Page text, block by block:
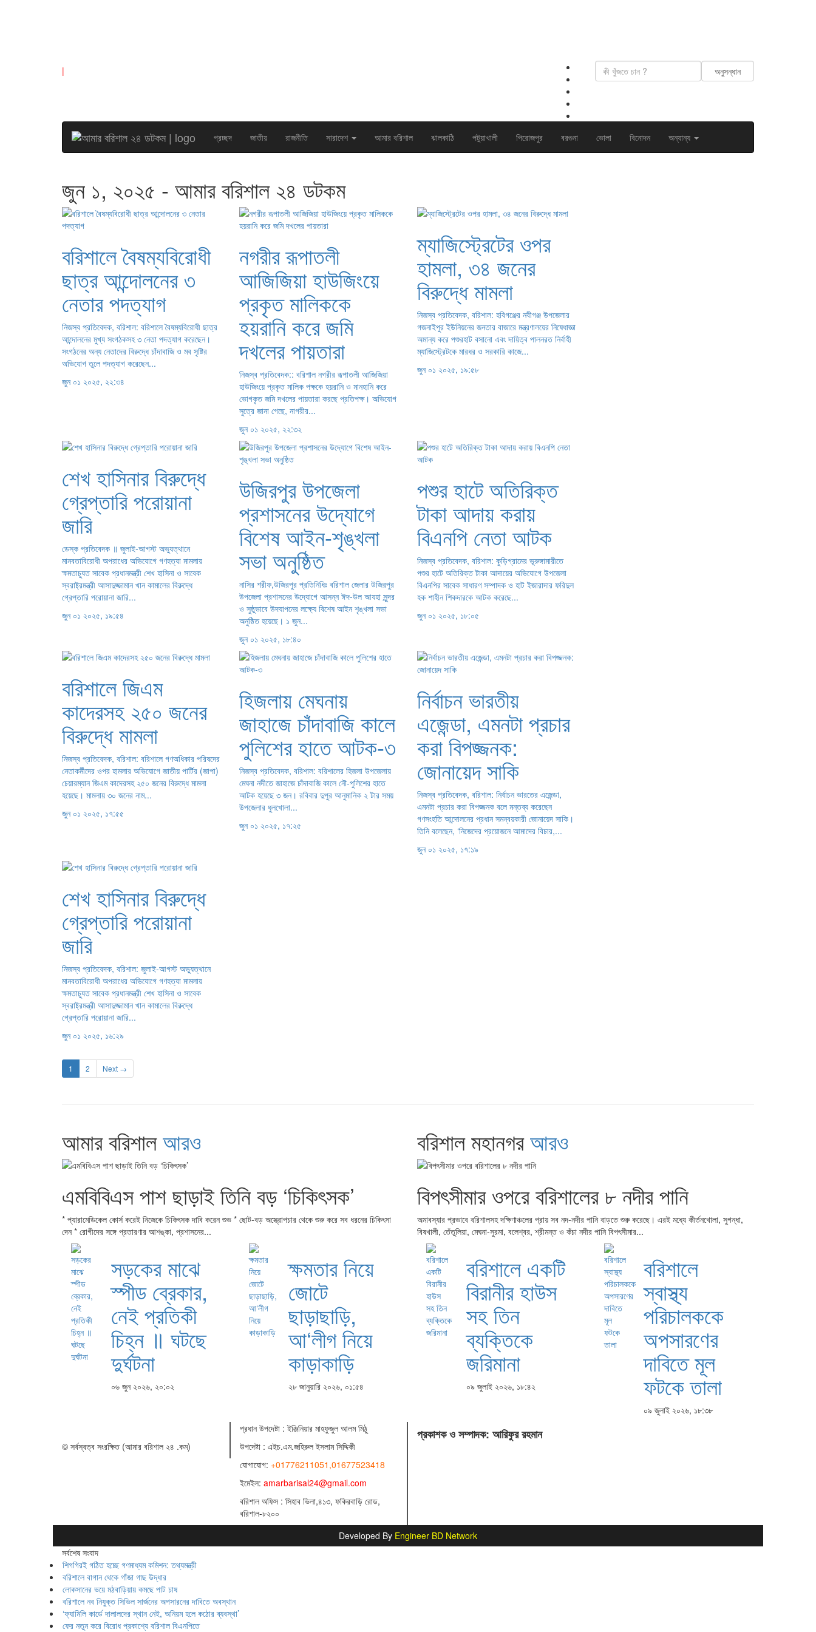
|
প্রচ্ছদ জাতীয় রাজনীতি সারাদেশ আমার বরিশাল ঝালকাঠি পটুয়াখালী পিরোজপুর বরগুনা ভোলা বিনোদন অন্যান্য
জুন ১, ২০২৫ - আমার বরিশাল ২৪ ডটকম
বরিশালে বৈষম্যবিরোধী
ছাত্র আন্দোলনের ৩
নেতার পদত্যাগ
নিজস্ব প্রতিবেদক, বরিশাল: বরিশালে বৈষম্যবিরোধী ছাত্র
আন্দোলনের মুখ্য সংগঠকসহ ৩ নেতা পদত্যাগ করেছেন।
সংগঠনের অন্য নেতাদের বিরুদ্ধে চাঁদাবাজি ও মব সৃষ্টির
অভিযোগ তুলে পদত্যাগ করেছেন...
জুন ০১ ২০২৫, ২২:৩৪
নগরীর রূপাতলী
আজিজিয়া হাউজিংয়ে
প্রকৃত মালিককে
হয়রানি করে জমি
দখলের পায়তারা
নিজস্ব প্রতিবেদক:: বরিশাল নগরীর রূপাতলী আজিজিয়া
হাউজিংয়ে প্রকৃত মালিক পক্ষকে হয়রানি ও মানহানি করে
ভোগকৃত জমি দখলের পায়তারা করছে প্রতিপক্ষ। অভিযোগ
সুত্রে জানা গেছে, নাগরীর...
জুন ০১ ২০২৫, ২২:৩২
ম্যাজিস্ট্রেটের ওপর
হামলা, ৩৪ জনের
বিরুদ্ধে মামলা
নিজস্ব প্রতিবেদক, বরিশাল: হবিগঞ্জের নবীগঞ্জ উপজেলার
গজনাইপুর ইউনিয়নের জনতার বাজারে মন্ত্রণালয়ের নিষেধাজ্ঞা
অমান্য করে পশুরহাট বসানো এবং দায়িত্ব পালনরত নির্বাহী
ম্যাজিস্ট্রেটকে মারধর ও সরকারি কাজে...
জুন ০১ ২০২৫, ১৯:৫৮
শেখ হাসিনার বিরুদ্ধে
গ্রেপ্তারি পরোয়ানা
জারি
ডেস্ক প্রতিবেদক ‍॥ জুলাই-আগস্ট অভ্যুত্থানে
মানবতাবিরোধী অপরাধের অভিযোগে গণহত্যা মামলায়
ক্ষমতাচ্যুত সাবেক প্রধানমন্ত্রী শেখ হাসিনা ও সাবেক
স্বরাষ্ট্রমন্ত্রী আসাদুজ্জামান খান কামালের বিরুদ্ধে
গ্রেপ্তারি পরোয়ানা জারি...
জুন ০১ ২০২৫, ১৯:৫৪
উজিরপুর উপজেলা
প্রশাসনের উদ্যোগে
বিশেষ আইন-শৃঙ্খলা
সভা অনুষ্ঠিত
নাসির শরীফ,উজিরপুর প্রতিনিধিঃ বরিশাল জেলার উজিরপুর
উপজেলা প্রশাসনের উদ্যোগে আসন্ন ঈদ-উল আযহা সুন্দর
ও সুষ্ঠুভাবে উদযাপনের লক্ষ্যে বিশেষ আইন শৃঙ্খলা সভা
অনুষ্ঠিত হয়েছে। ১ জুন...
জুন ০১ ২০২৫, ১৮:৪০
পশুর হাটে অতিরিক্ত
টাকা আদায় করায়
বিএনপি নেতা আটক
নিজস্ব প্রতিবেদক, বরিশাল: কুড়িগ্রামের ভূরুঙ্গামারীতে
পশুর হাটে অতিরিক্ত টাকা আদায়ের অভিযোগে উপজেলা
বিএনপির সাবেক সাধারণ সম্পাদক ও হাট ইজারাদার ফরিদুল
হক শাহীন শিকদারকে আটক করেছে...
জুন ০১ ২০২৫, ১৮:০৫
বরিশালে জিএম
কাদেরসহ ২৫০ জনের
বিরুদ্ধে মামলা
নিজস্ব প্রতিবেদক, বরিশাল: বরিশালে গণঅধিকার পরিষদের
নেতাকর্মীদের ওপর হামলার অভিযোগে জাতীয় পার্টির (জাপা)
চেয়ারম্যান জিএম কাদেরসহ ২৫০ জনের বিরুদ্ধে মামলা
হয়েছে। মামলায় ৩০ জনের নাম...
জুন ০১ ২০২৫, ১৭:৫৫
হিজলায় মেঘনায়
জাহাজে চাঁদাবাজি কালে
পুলিশের হাতে আটক-৩
নিজস্ব প্রতিবেদক, বরিশাল: বরিশালের হিজলা উপজেলায়
মেঘনা নদীতে জাহাজে চাঁদাবাজি কালে নৌ-পুলিশের হাতে
আটক হয়েছে ৩ জন। রবিবার দুপুর আনুমানিক ২ টার সময়
উপজেলার ধুলখোলা...
জুন ০১ ২০২৫, ১৭:২৫
নির্বাচন ভারতীয়
এজেন্ডা, এমনটা প্রচার
করা বিপজ্জনক:
জোনায়েদ সাকি
নিজস্ব প্রতিবেদক, বরিশাল: নির্বাচন ভারতের এজেন্ডা,
এমনটা প্রচার করা বিপজ্জনক বলে মন্তব্য করেছেন
গণসংহতি আন্দোলনের প্রধান সমন্বয়কারী জোনায়েদ সাকি।
তিনি বলেছেন, ‘নিজেদের প্রয়োজনে আমাদের বিচার,...
জুন ০১ ২০২৫, ১৭:১৯
শেখ হাসিনার বিরুদ্ধে
গ্রেপ্তারি পরোয়ানা
জারি
নিজস্ব প্রতিবেদক, বরিশাল: জুলাই-আগস্ট অভ্যুত্থানে
মানবতাবিরোধী অপরাধের অভিযোগে গণহত্যা মামলায়
ক্ষমতাচ্যুত সাবেক প্রধানমন্ত্রী শেখ হাসিনা ও সাবেক
স্বরাষ্ট্রমন্ত্রী আসাদুজ্জামান খান কামালের বিরুদ্ধে
গ্রেপ্তারি পরোয়ানা জারি...
জুন ০১ ২০২৫, ১৬:২৯
1 2 Next →
আমার বরিশালআরও
এমবিবিএস পাশ ছাড়াই তিনি বড় ‘চিকিৎসক’
* প্যারামেডিকেল কোর্স করেই নিজেকে চিকিৎসক দাবি করেন শুভ * ছোট-বড় অস্ত্রোপচার থেকে শুরু করে সব ধরনের চিকিৎসা
দেন * রোগীদের সঙ্গে প্রতারণার আশঙ্কা, প্রশাসনের...
সড়কের মাঝে
স্পীড ব্রেকার,
নেই প্রতিকী
চিহ্ন ॥ ঘটছে
দুর্ঘটনা
০৬ জুন ২০২৬, ২০:০২
ক্ষমতার নিয়ে
জোটে
ছাড়াছাড়ি,
আ‘লীগ নিয়ে
কাড়াকাড়ি
২৮ জানুয়ারি ২০২৬, ০১:৫৪
বরিশাল মহানগরআরও
বিপৎসীমার ওপরে বরিশালের ৮ নদীর পানি
অমাবস্যার প্রভাবে বরিশালসহ দক্ষিণাঞ্চলের প্রায় সব নদ-নদীর পানি বাড়তে শুরু করেছে। এরই মধ্যে কীর্তনখোলা, সুগন্ধা,
বিষখালী, তেঁতুলিয়া, মেঘনা-সুরমা, বলেশ্বর, শ্রীমন্ত ও কঁচা নদীর পানি বিপৎসীমার...
বরিশালে একটি
বিরানীর হাউস
সহ তিন
ব্যক্তিকে
জরিমানা
০৯ জুলাই ২০২৬, ১৮:৪২
বরিশালে
স্বাস্থ্য
পরিচালককে
অপসারণের
দাবিতে মূল
ফটকে তালা
০৯ জুলাই ২০২৬, ১৮:৩৮
© সর্বস্বত্ব সংরক্ষিত (আমার বরিশাল ২৪ .কম)
প্রধান ‍উপদেষ্টা : ‍ইঞ্জিনিয়ার মাহফুজুল আলম মিঠু
উপদেষ্টা : এইচ.এম.জহিরুল ইসলাম সিদ্দিকী
যোগাযোগ: +01776211051,01677523418
ইমেইল: amarbarisal24@gmail.com
বরিশাল অফিস : সিহাব ভিলা,৪১৩, ফকিরবাড়ি রোড,
বরিশাল-৮২০০
প্রকাশক ও সম্পাদক: আরিফুর রহমান
Developed By Engineer BD Network
সর্বশেষ সংবাদ
শিগগিরই গঠিত হচ্ছে গণমাধ্যম কমিশন: তথ্যমন্ত্রী
বরিশালে বাগান থেকে গাঁজা গাছ উদ্ধার
লোকসানের ভয়ে মঠবাড়িয়ায় কমছে পাট চাষ
বরিশালে নব নিযুক্ত সিভিল সার্জনের অপসারনের দাবিতে অবস্থান
‘ফ্যামিলি কার্ডে দালালদের স্থান নেই, অনিয়ম হলে কঠোর ব্যবস্থা’
ফের নতুন করে বিরোধ প্রকাশ্যে বরিশাল বিএনপিতে